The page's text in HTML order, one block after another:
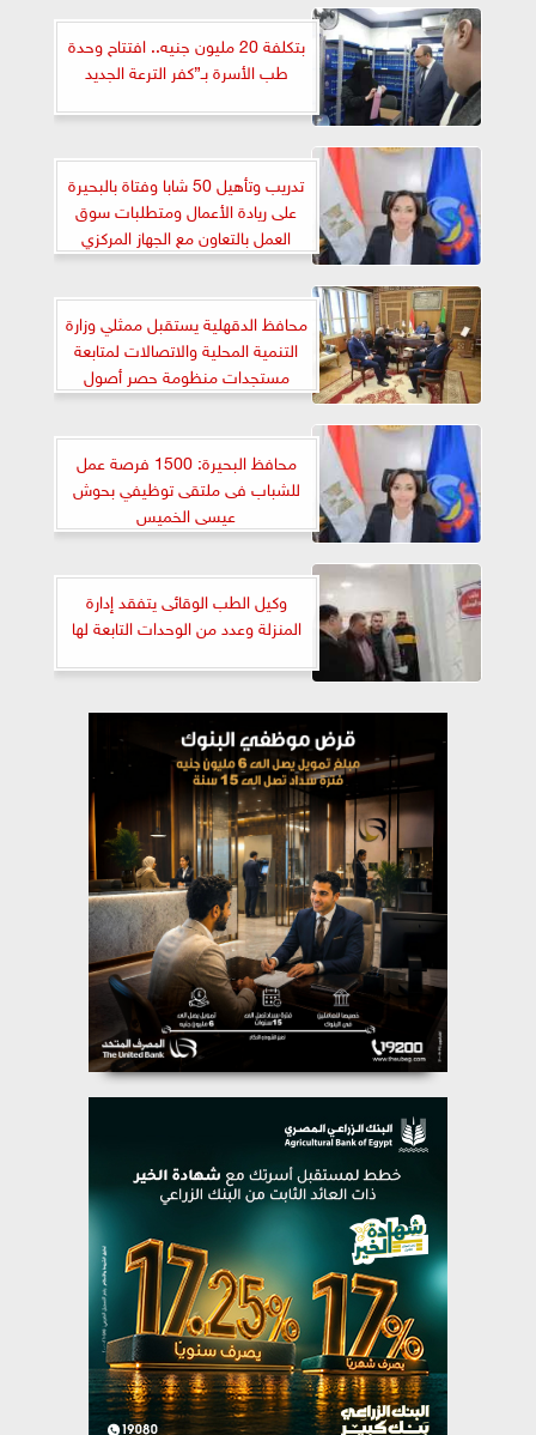
بتكلفة 20 مليون جنيه.. افتتاح وحدة
طب الأسرة بـ”كفر الترعة الجديد
تدريب وتأهيل 50 شابا وفتاة بالبحيرة
على ريادة الأعمال ومتطلبات سوق
العمل بالتعاون مع الجهاز المركزي
للإحصاء
محافظ الدقهلية يستقبل ممثلي وزارة
التنمية المحلية والاتصالات لمتابعة
مستجدات منظومة حصر أصول
وأملاك الدولة
محافظ البحيرة: 1500 فرصة عمل
للشباب فى ملتقى توظيفي بحوش
عيسى الخميس
وكيل الطب الوقائى يتفقد إدارة
المنزلة وعدد من الوحدات التابعة لها